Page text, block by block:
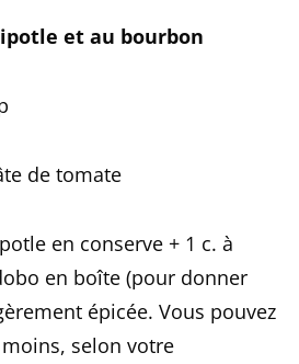
et au bourbon
de tomate
en conserve + 1 c. à
en boîte (pour donner
épicée. Vous pouvez
selon votre